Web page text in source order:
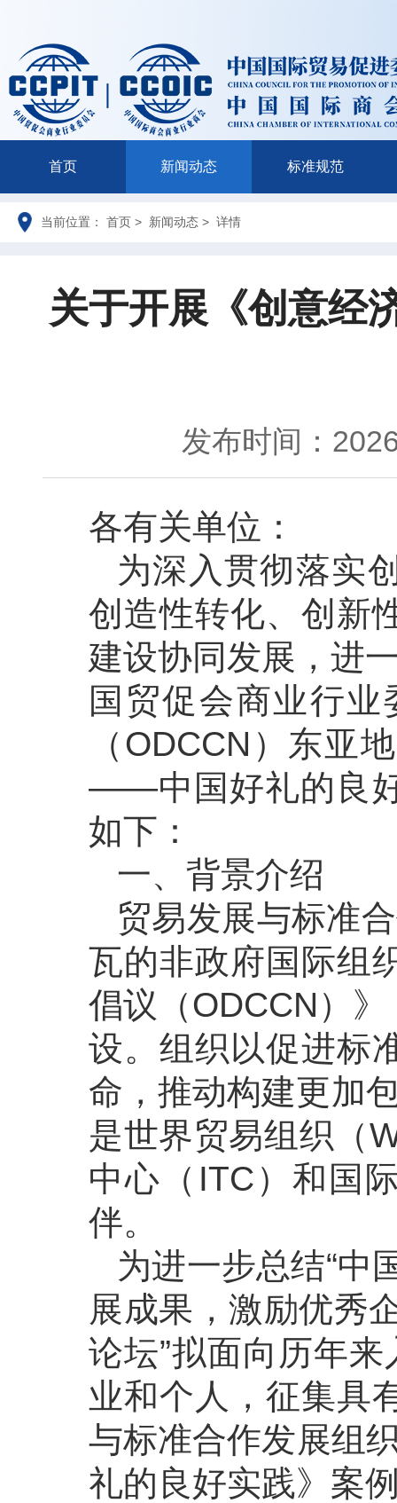
首页 新闻动态 标准规范
当前位置： 首页 > 新闻动态 > 详情
关于开展《创意经
发布时间：
各有关单位：
为深入贯彻落实
创造性转化、创新
建设协同发展，进
国贸促会商业行
（ODCCN）东亚
——中国好礼的良
如下：
一、背景介绍
贸易发展与标准
瓦的非政府国际组
倡议（ODCCN）
设。组织以促进标
命，推动构建更加
是世界贸易组织（
中心（ITC）和国
伴。
为进一步总结“中
展成果，激励优秀
论坛”拟面向历年
业和个人，征集具
与标准合作发展组
礼的良好实践》案